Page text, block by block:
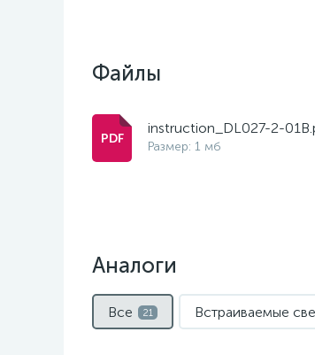
Файлы
instruction_DL027-2-
Размер: 1 мб
Аналоги
Все 21 Встраиваемые